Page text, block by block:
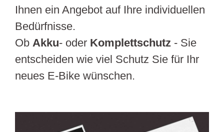
Ihnen ein Angebot auf Ihre individuellen
Bedürfnisse.
Ob Akku- oder Komplettschutz - Sie
entscheiden wie viel Schutz Sie für Ihr
neues E-Bike wünschen.